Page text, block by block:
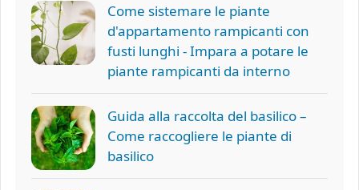
Come sistemare le piante
d'appartamento rampicanti con
fusti lunghi - Impara a potare le
piante rampicanti da interno
Guida alla raccolta del basilico –
Come raccogliere le piante di
basilico